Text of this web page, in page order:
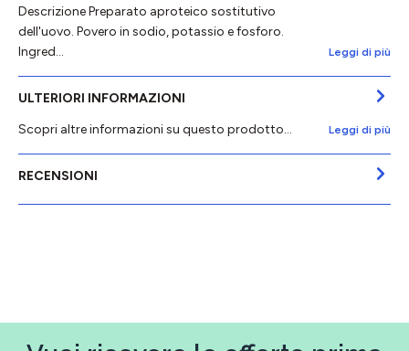
Descrizione Preparato aproteico sostitutivo
dell'uovo. Povero in sodio, potassio e fosforo.
Ingred…
Leggi di più
ULTERIORI INFORMAZIONI
Scopri altre informazioni su questo prodotto...
Leggi di più
RECENSIONI